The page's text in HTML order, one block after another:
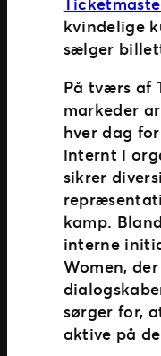
kvindelige
sælger
På tværs af
markeder
hver dag
internt i
sikrer
kamp.
interne
Women,
sørger for,
aktive på